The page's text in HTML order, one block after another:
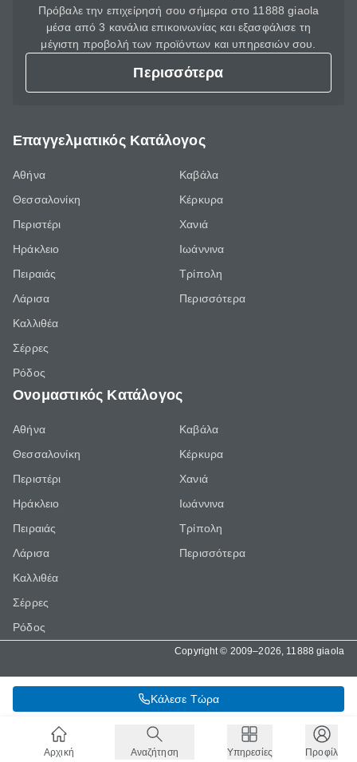
Κάλεσε Τώρα
Πρόβαλε την επιχείρησή σου σήμερα στο 11888 giaola
μέσα από 3 κανάλια επικοινωνίας και εξασφάλισε τη
μέγιστη προβολή των προϊόντων και υπηρεσιών σου.
Περισσότερα
Επαγγελματικός Κατάλογος
Αθήνα
Θεσσαλονίκη
Περιστέρι
Ηράκλειο
Πειραιάς
Λάρισα
Καλλιθέα
Σέρρες
Ρόδος
Καβάλα
Κέρκυρα
Χανιά
Ιωάννινα
Τρίπολη
Περισσότερα
Ονομαστικός Κατάλογος
Αθήνα
Θεσσαλονίκη
Περιστέρι
Ηράκλειο
Πειραιάς
Λάρισα
Καλλιθέα
Σέρρες
Ρόδος
Καβάλα
Κέρκυρα
Χανιά
Ιωάννινα
Τρίπολη
Περισσότερα
Copyright © 2009–2026, 11888 giaola
Αρχική Αναζήτηση Υπηρεσίες Προφίλ